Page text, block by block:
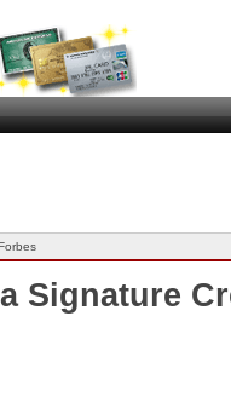
Signature